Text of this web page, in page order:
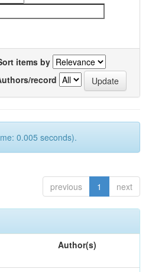
items by
record
0.005 seconds).
previous 1 next
Author(s)